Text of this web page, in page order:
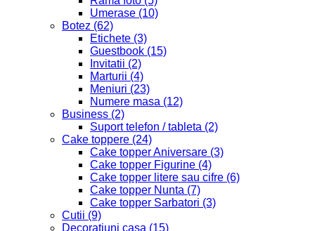
Umerase (10)
Botez (62)
Etichete (3)
Guestbook (15)
Invitatii (2)
Marturii (4)
Meniuri (23)
Numere masa (12)
Business (2)
Suport telefon / tableta (2)
Cake toppere (24)
Cake topper Aniversare (3)
Cake topper Figurine (4)
Cake topper litere sau cifre (6)
Cake topper Nunta (7)
Cake topper Sarbatori (3)
Cutii (9)
Decoratiuni casa (15)